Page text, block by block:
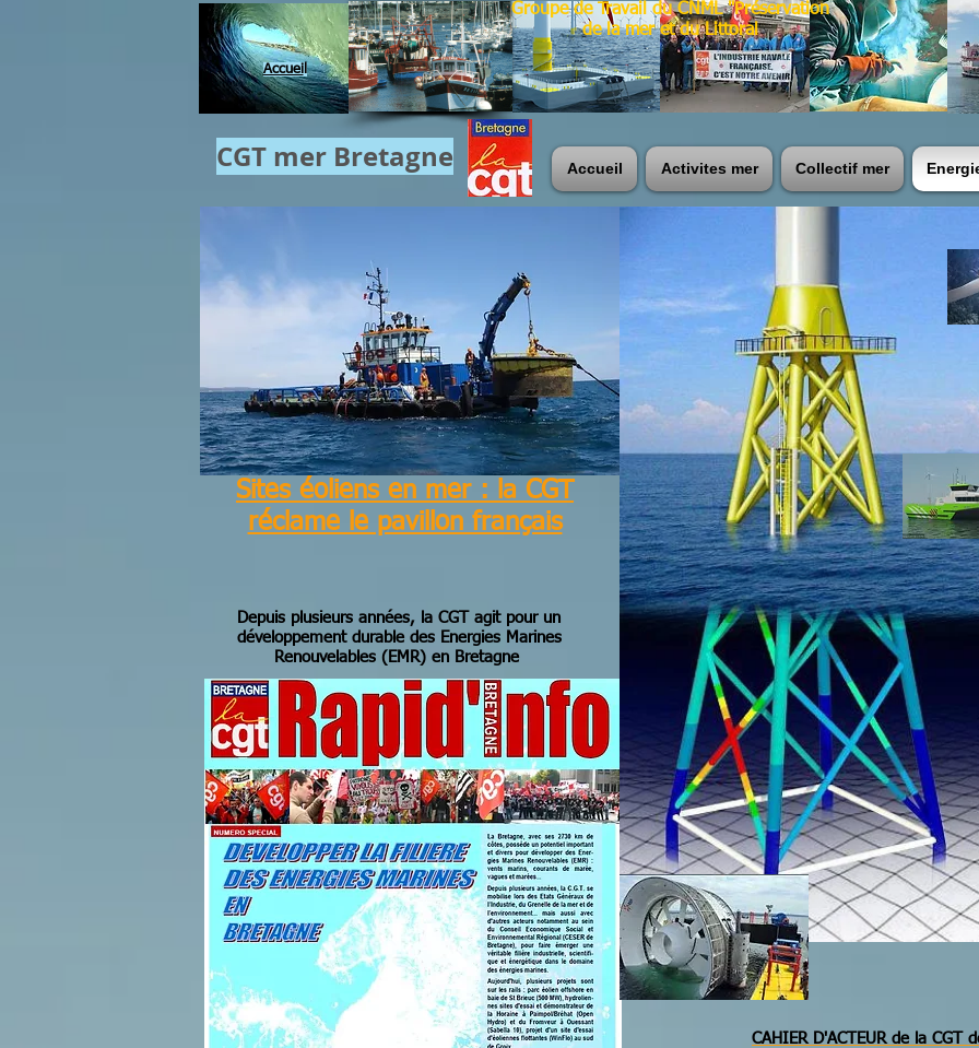
CGT mer​ Bretagne
Accueil
Accueil Activites mer Collectif mer
Groupe de Travail du CNML "Préservation
de la mer et du Littoral
Depuis plusieurs années, la CGT agit pour un
développement durable des Energies Marines
Renouvelables (EMR) en Bretagne
CAHIER D'ACTEUR de la CGT
Sites éoliens en mer : la CGT
réclame le pavillon français